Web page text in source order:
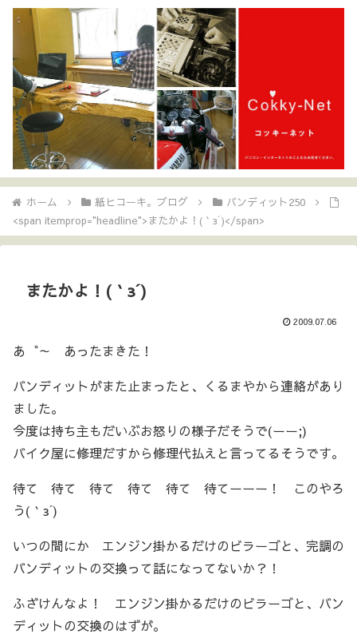
ホーム 紙ヒコーキ。ブログ
バンディット250
<span itemprop="headline">またかよ！(｀з´)</span>
またかよ！(｀з´)
2009.07.06
あ゛～ あったまきた！
バンディットがまた止まったと、くるまやから連絡があり
ました。
今度は持ち主もだいぶお怒りの様子だそうで(ーー;)
バイク屋に修理だすから修理代払えと言ってるそうです。
待て 待て 待て 待て 待て 待てーーー！ このやろ
う(｀з´)
いつの間にか エンジン掛かるだけのビラーゴと、完調の
バンディットの交換って話になってないか？！
ふざけんなよ！ エンジン掛かるだけのビラーゴと、バン
ディットの交換のはずが。